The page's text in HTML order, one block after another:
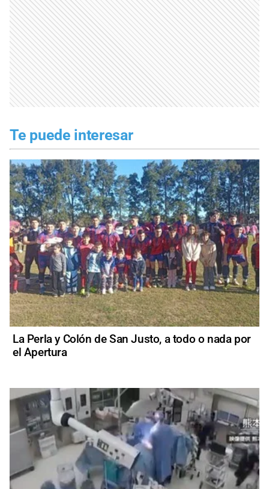
Te puede interesar
La Perla y Colón de San Justo, a todo o nada por
el Apertura